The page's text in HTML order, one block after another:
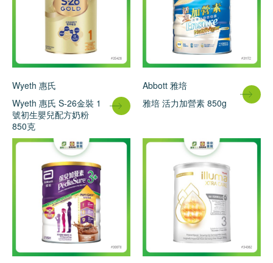
Wyeth 惠氏
Wyeth 惠氏 S-26金裝 1
號初生嬰兒配方奶粉
850克
Abbott 雅培
雅培 活力加營素 850g